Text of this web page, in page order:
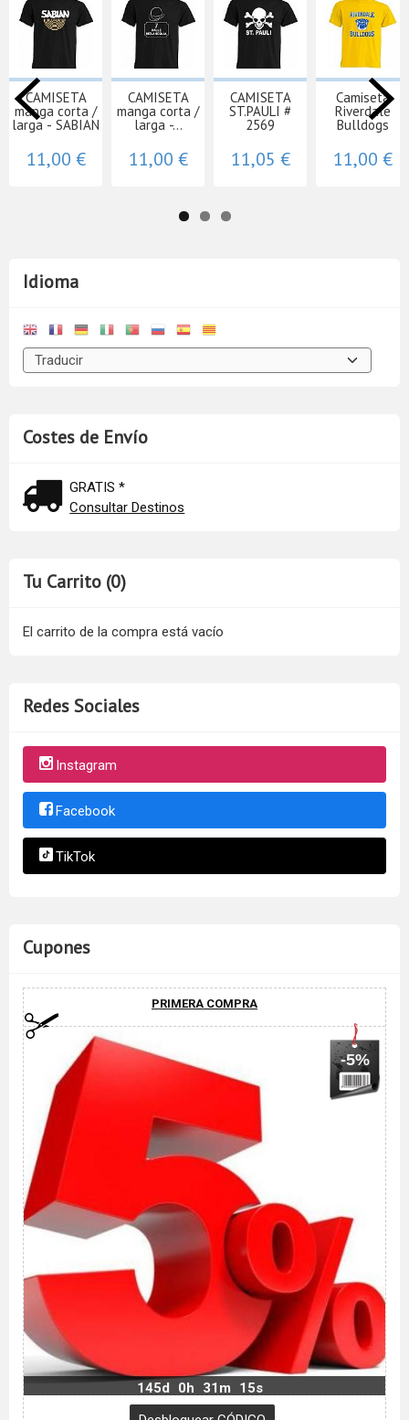
Idioma
Costes de Envío
GRATIS *
Consultar Destinos
Tu Carrito (0)
El carrito de la compra está vacío
Redes Sociales
Instagram
Facebook
TikTok
Cupones
PRIMERA COMPRA
-5%
145d 0h 31m 14s
CAMISETA
manga corta /
larga - SABIAN
11,00 €
CAMISETA
manga corta /
larga -...
11,00 €
CAMISETA
ST.PAULI #
2569
11,05 €
Camiseta
Riverdale
Bulldogs
11,00 €